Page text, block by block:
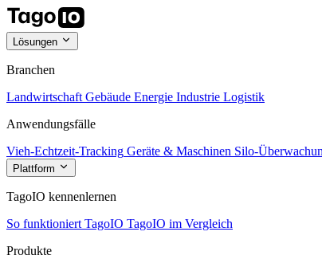
Lösungen
Branchen
Landwirtschaft Gebäude Energie Industrie Logistik
Anwendungsfälle
Vieh-Echtzeit-Tracking Geräte & Maschinen Silo-
Plattform
TagoIO kennenlernen
So funktioniert TagoIO TagoIO im Vergleich
Produkte